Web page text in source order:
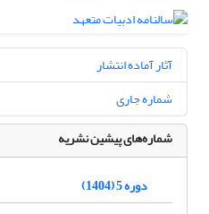
آثار آماده انتشار
شماره جاری
شماره‌های پیشین نشریه
دوره 5 (1404)